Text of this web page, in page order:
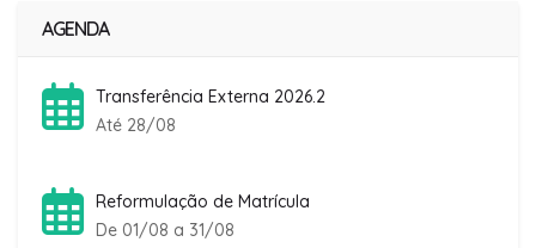
AGENDA
Transferência Externa 2026.2
Até 28/08
Reformulação de Matrícula
De 01/08 a 31/08